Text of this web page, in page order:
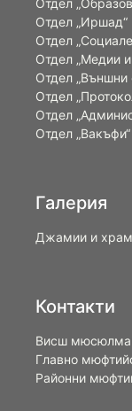
Отдел
Отдел „Иршад“
Отдел
Отдел „Медии и
Отдел „Външни
Oтдел
Отдел
Отдел „Вакъфи“
Галерия
Джамии и
Контакти
Висш
Главно
Районни